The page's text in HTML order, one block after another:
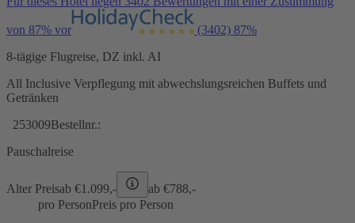
von 87% vor (3402) 87%
8-tägige Flugreise, DZ inkl. AI
All Inclusive Verpflegung mit abwechslungsreichen Buffets und
Getränken
253009Bestellnr.:
Pauschalreise
Alter Preisab €1.099,- ab €788,-
pro PersonPreis pro Person